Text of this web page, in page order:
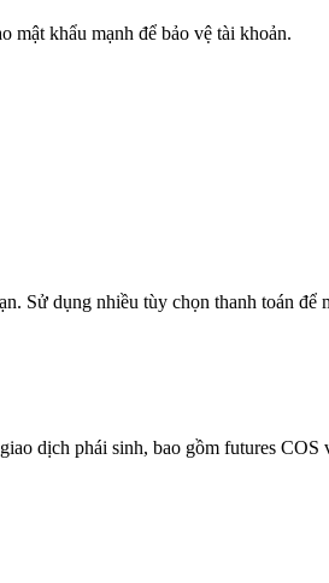
mật khẩu mạnh để bảo vệ tài khoản.
Sử dụng nhiều tùy chọn thanh toán để
dịch phái sinh, bao gồm futures COS